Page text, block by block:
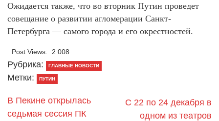
Ожидается также, что во вторник Путин проведет
совещание о развитии агломерации Санкт-
Петербурга — самого города и его окрестностей.
Post Views: 2 008
Рубрика: ГЛАВНЫЕ НОВОСТИ
Метки: ПУТИН
В Пекине открылась
седьмая сессия ПК
С 22 по 24 декабря в
одном из театров